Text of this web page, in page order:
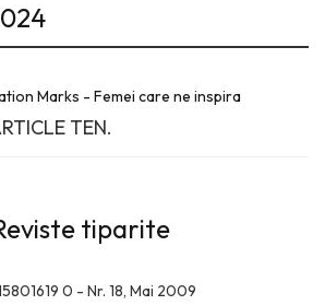
Marks - Femei care ne inspira
TEN.
tiparite